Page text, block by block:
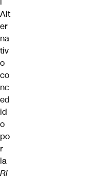
Alt
er
na
tiv
o
co
nc
ed
id
o
po
r
la
Ri